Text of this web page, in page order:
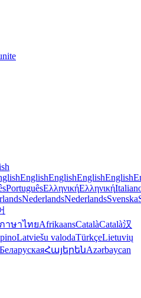
EnglishEnglishEnglishEnglish
PortuguêsΕλληνικήΕλληνική
NederlandsNederlandsSvenska
าษาไทยAfrikaansCatalàCatalà汉
Latviešu valodaTürkçeLietuvių
БеларускаяՀայերենAzərbaycan